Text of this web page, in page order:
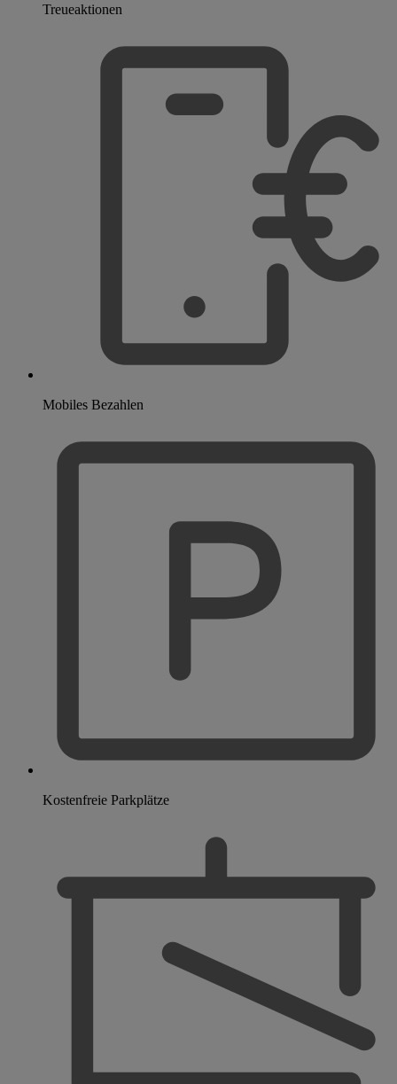
Treueaktionen
Mobiles Bezahlen
Kostenfreie Parkplätze